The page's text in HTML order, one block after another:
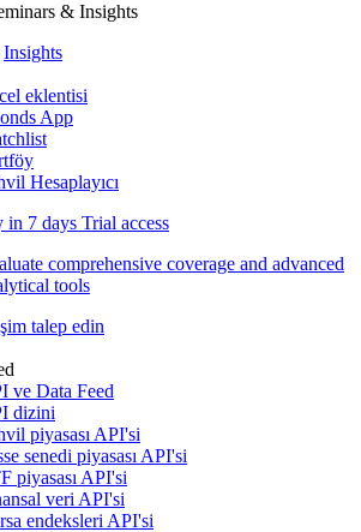
& Insights
Insights
eklentisi
App
Hesaplayıcı
in 7 days Trial access
comprehensive coverage and advanced
tools
talep edin
ve Data Feed
dizini
piyasası API'si
senedi piyasası API'si
piyasası API'si
veri API'si
endeksleri API'si